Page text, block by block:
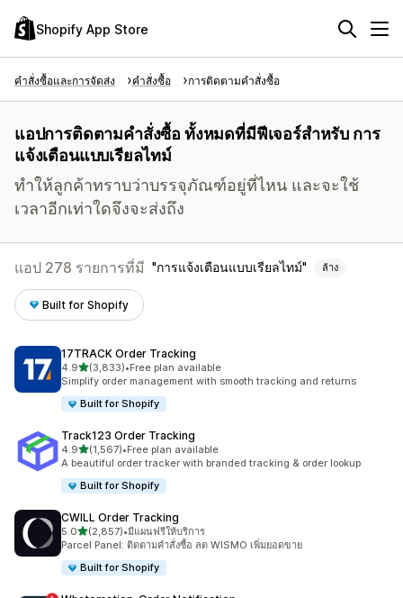
Shopify App Store
คำสั่งซื้อและการจัดส่ง คำสั่งซื้อ การติดตามคำสั่งซื้อ
แอปการติดตามคำสั่งซื้อ ทั้งหมดที่มีฟีเจอร์สำหรับ การ
แจ้งเตือนแบบเรียลไทม์
ทำให้ลูกค้าทราบว่าบรรจุภัณฑ์อยู่ที่ไหน และจะใช้
เวลาอีกเท่าใดจึงจะส่งถึง
แอป 278 รายการที่มี การแจ้งเตือนแบบเรียลไทม์ ล้าง
Built for Shopify
17TRACK Order Tracking
4.9เต็ม 5 ดาว
(3,833)
ทั้งหมด 3833 รีวิว
•Free plan available
Simplify order management with smooth tracking and returns
Built for Shopify
Track123 Order Tracking
4.9เต็ม 5 ดาว
(1,567)
ทั้งหมด 1567 รีวิว
•Free plan available
A beautiful order tracker with branded tracking & order lookup
Built for Shopify
CWILL Order Tracking
5.0เต็ม 5 ดาว
(2,857)
ทั้งหมด 2857 รีวิว
•มีแผนฟรีให้บริการ
Parcel Panel: ติดตามคำสั่งซื้อ ลด WISMO เพิ่มยอดขาย
Built for Shopify